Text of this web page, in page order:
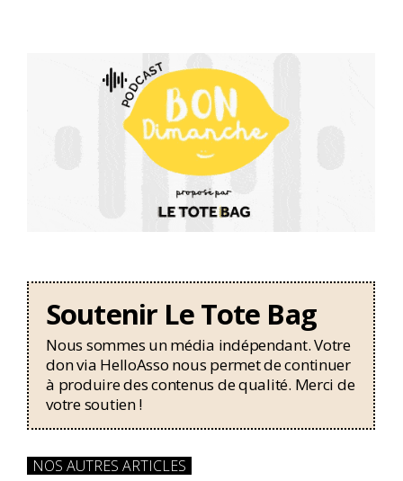
Soutenir Le Tote Bag
Nous sommes un média indépendant. Votre
don via HelloAsso nous permet de continuer
à produire des contenus de qualité. Merci de
votre soutien !
NOS AUTRES ARTICLES